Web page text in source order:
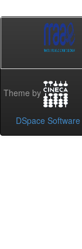
Theme by
DSpace Software